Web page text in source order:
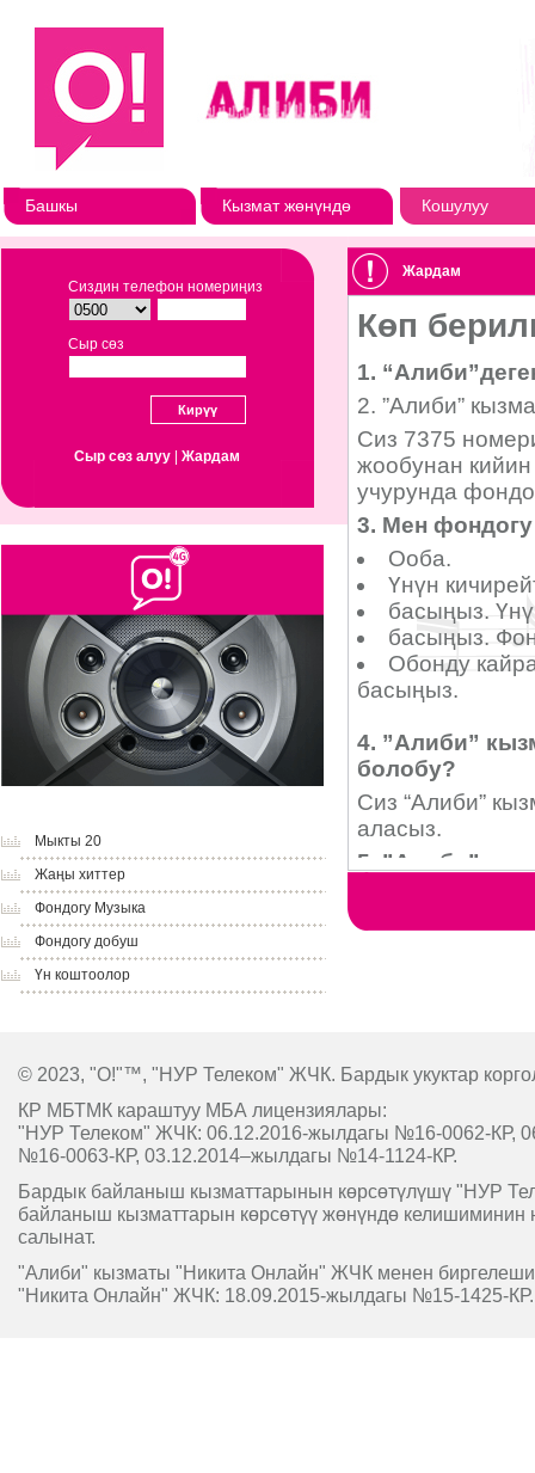
Башкы Кызмат жөнүндө Кошулуу
Сиздин телефон номериңиз
Сыр сөз
Сыр сөз алуу Жардам
Мыкты 20
Жаңы хиттер
Фондогу Музыка
Фондогу добуш
Үн коштоолор
Жардам
© 2023, "O!"™, "НУР Телеком" ЖЧК. Бардык укуктар
КР МБТМК караштуу МБА лицензиялары:
"НУР Телеком" ЖЧК: 06.12.2016-жылдагы №16-0062-КР,
№16-0063-КР, 03.12.2014–жылдагы №14-1124-КР.
Бардык байланыш кызматтарынын көрсөтүлүшү "НУР
байланыш кызматтарын көрсөтүү жөнүндө келишиминин
салынат.
"Алиби" кызматы "Никита Онлайн" ЖЧК менен
"Никита Онлайн" ЖЧК: 18.09.2015-жылдагы №15-1425-КР.